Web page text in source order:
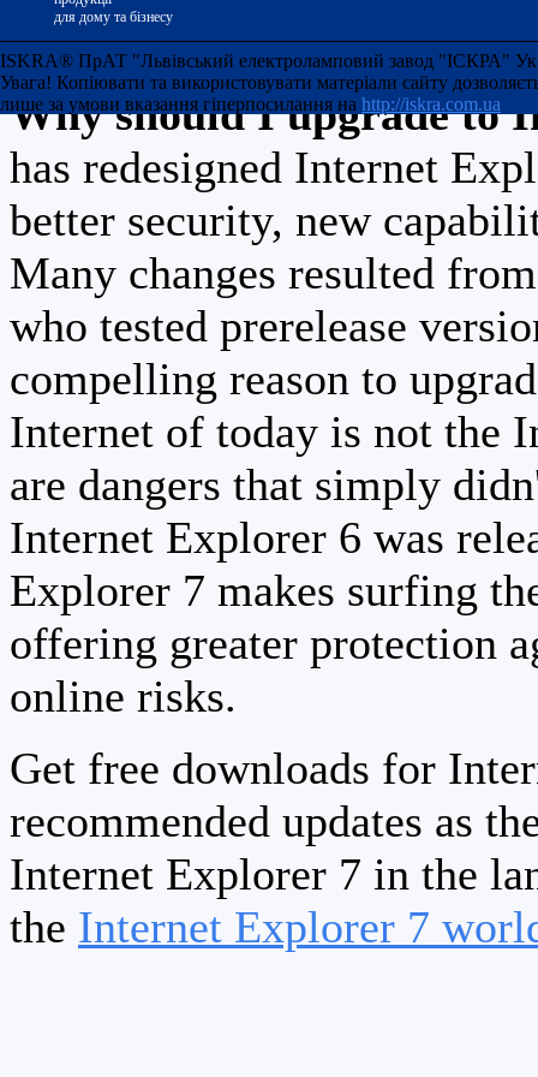
для дому та бізнесу
ISKRA® ПрАТ "Львівський електроламповий завод "ІСКРА"
Увага! Копіювати та використовувати матеріали сайту
лише за умови вказання гіперпосилання на http://iskra.com.ua
template's capabilities.
Why should I upgrade to
has redesigned Internet
better security, new
Many changes resulted
who tested prerelease
compelling reason to
Internet of today is not the
are dangers that simply
Internet Explorer 6 was
Explorer 7 makes surfing
offering greater protection
online risks.
Get free downloads for
recommended updates as
Internet Explorer 7 in the
the Internet Explorer 7